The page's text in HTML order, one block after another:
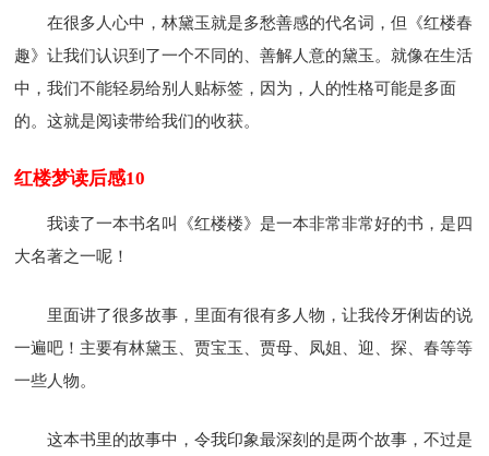
在很多人心中，林黛玉就是多愁善感的代名词，但《红楼春
趣》让我们认识到了一个不同的、善解人意的黛玉。就像在生活
中，我们不能轻易给别人贴标签，因为，人的性格可能是多面
的。这就是阅读带给我们的收获。
红楼梦读后感10
我读了一本书名叫《红楼楼》是一本非常非常好的书，是四
大名著之一呢！
里面讲了很多故事，里面有很有多人物，让我伶牙俐齿的说
一遍吧！主要有林黛玉、贾宝玉、贾母、凤姐、迎、探、春等等
一些人物。
这本书里的故事中，令我印象最深刻的是两个故事，不过是